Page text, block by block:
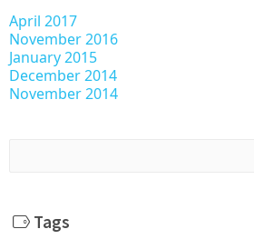
April 2017
November 2016
January 2015
December 2014
November 2014
Tags